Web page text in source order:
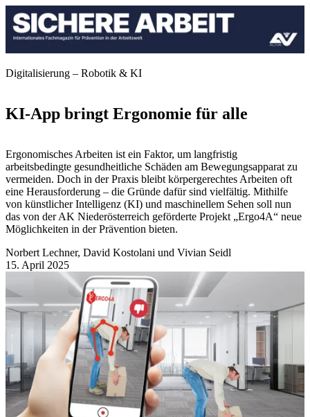
Digitalisierung – Robotik & KI
KI-App bringt Ergonomie für alle
Ergonomisches Arbeiten ist ein Faktor, um langfristig
arbeitsbedingte gesundheitliche Schäden am Bewegungsapparat zu
vermeiden. Doch in der Praxis bleibt körpergerechtes Arbeiten oft
eine Herausforderung – die Gründe dafür sind vielfältig. Mithilfe
von künstlicher Intelligenz (KI) und maschinellem Sehen soll nun
das von der AK Niederösterreich geförderte Projekt „Ergo4A“ neue
Möglichkeiten in der Prävention bieten.
Norbert Lechner, David Kostolani und Vivian Seidl
15. April 2025